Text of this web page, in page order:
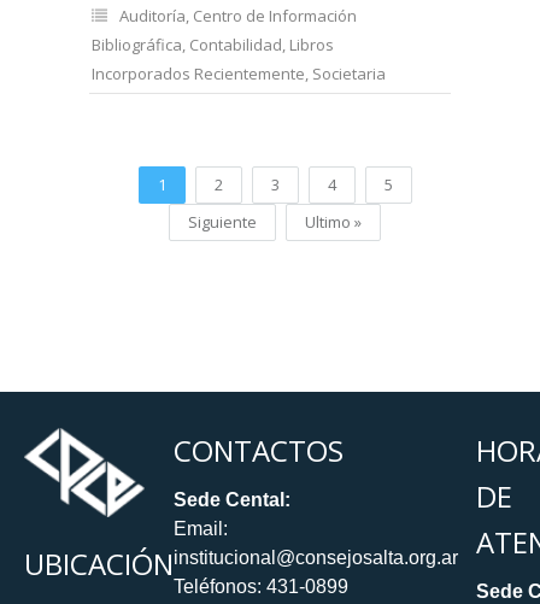
Auditoría, Centro de Información
Bibliográfica, Contabilidad, Libros
Incorporados Recientemente, Societaria
1 2 3 4
5
Siguiente
Ultimo »
UBICACIÓN
CONTACTOS
Sede Cental:
Email:
institucional@consejosalta.org.ar
Teléfonos: 431-0899
DE
Sede